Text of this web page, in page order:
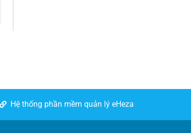
Hệ thống phần mềm quản lý eHeza